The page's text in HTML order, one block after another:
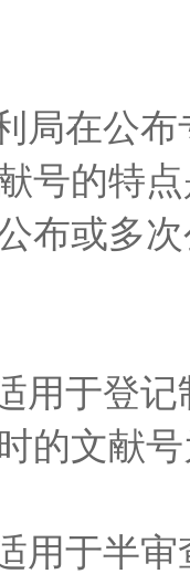
在公布
号的特
布或多
于登记
的文献
于半审